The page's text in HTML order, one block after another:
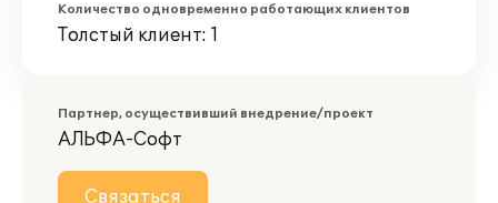
Количество одновременно работающих клиентов
Толстый клиент: 1
Партнер, осуществивший внедрение/проект
АЛЬФА-Софт
Связаться